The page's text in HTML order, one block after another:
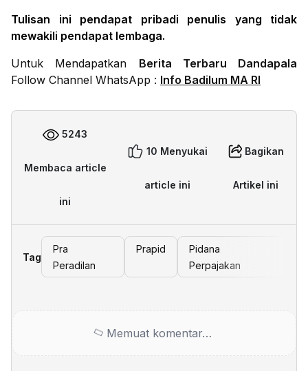
Tulisan ini pendapat pribadi penulis yang tidak
mewakili pendapat lembaga.
Untuk Mendapatkan Berita Terbaru Dandapala
Follow Channel WhatsApp : Info Badilum MA RI
5243
Membaca article
ini
10 Menyukai
article ini
Bagikan
Artikel ini
Tag
Pra
Peradilan
Prapid
Pidana
Perpajakan
Memuat komentar…